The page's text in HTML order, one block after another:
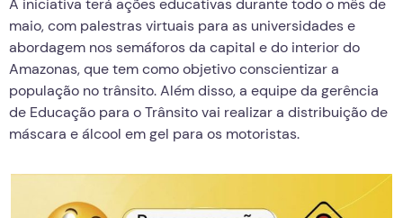
maio, com palestras virtuais para as universidades e
abordagem nos semáforos da capital e do interior do
Amazonas, que tem como objetivo conscientizar a
população no trânsito. Além disso, a equipe da gerência
de Educação para o Trânsito vai realizar a distribuição de
máscara e álcool em gel para os motoristas.